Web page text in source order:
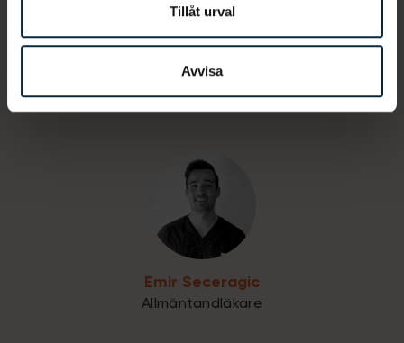
Tillåt urval
Avvisa
Amela Mujkanovic
Emir Seceragic
Allmäntandläkare